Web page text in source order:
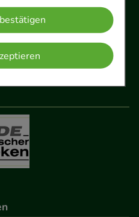
Navigation,
weshalb auf diese nicht
genutzt um das
zu gestalten,
des
an bevorzugte
ermöglichen es uns
Inhalte